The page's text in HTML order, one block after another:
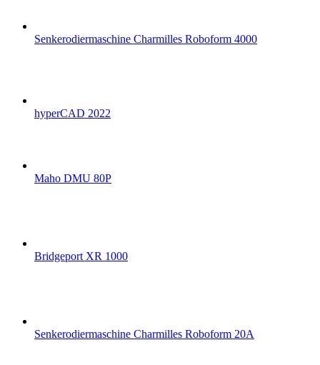
Senkerodiermaschine Charmilles Roboform 4000
hyperCAD 2022
Maho DMU 80P
Bridgeport XR 1000
Senkerodiermaschine Charmilles Roboform 20A